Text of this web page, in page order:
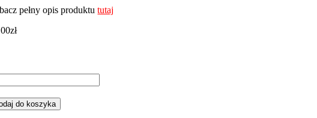
pełny opis produktututaj
zł
do koszyka